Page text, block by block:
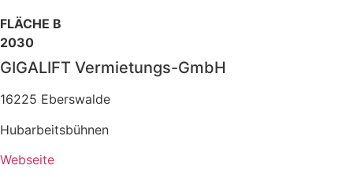
FLÄCHE B
2030
GIGALIFT Vermietungs-GmbH
16225 Eberswalde
Hubarbeitsbühnen
Webseite